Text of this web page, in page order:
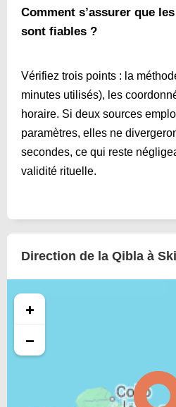
Comment s’assurer que
sont fiables ?
Vérifiez trois points : la
minutes utilisés), les
horaire. Si deux sources
paramètres, elles ne
secondes, ce qui reste
validité rituelle.
Direction de la Qibla à
+
−